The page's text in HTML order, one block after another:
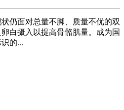
仍面对总量不脚、质量不优的双
白摄入以提高骨骼肌量。成为国
的...